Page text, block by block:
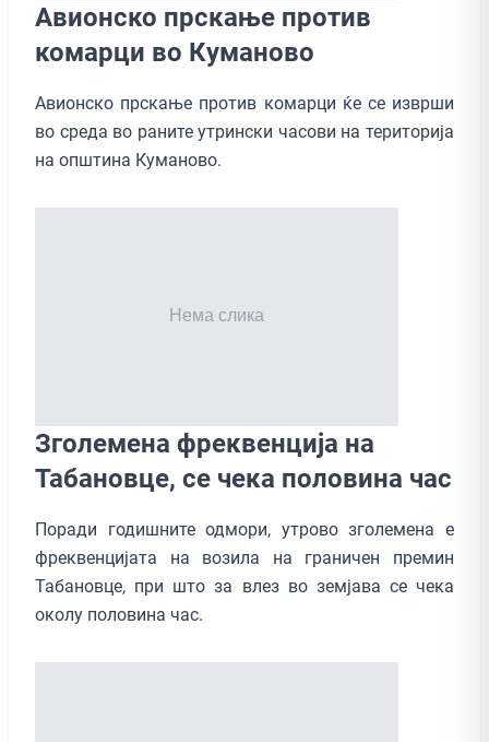
Авионско прскање против
комарци во Куманово
Авионско прскање против комарци ќе се изврши
во среда во раните утрински часови на територија
на општина Куманово.
Зголемена фреквенција на
Табановце, се чека половина час
Поради годишните одмори, утрово зголемена е
фреквенцијата на возила на граничен премин
Табановце, при што за влез во земјава се чека
околу половина час.